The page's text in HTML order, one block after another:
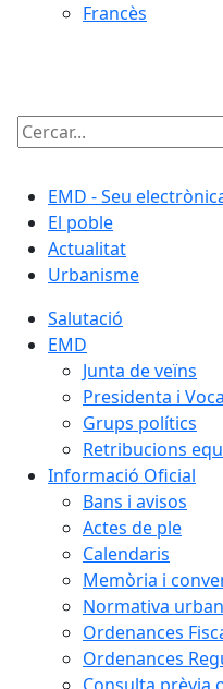
Francès
Cercar:
EMD - Seu
El poble
Actualitat
Urbanisme
Salutació
EMD
Junta de veïns
Presidenta i
Grups polítics
Retribucions
Informació Oficial
Bans i avisos
Actes de ple
Calendaris
Memòria i
Normativa
Ordenances
Ordenances